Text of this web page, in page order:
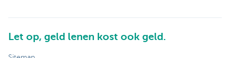
Let op, geld lenen kost ook geld.